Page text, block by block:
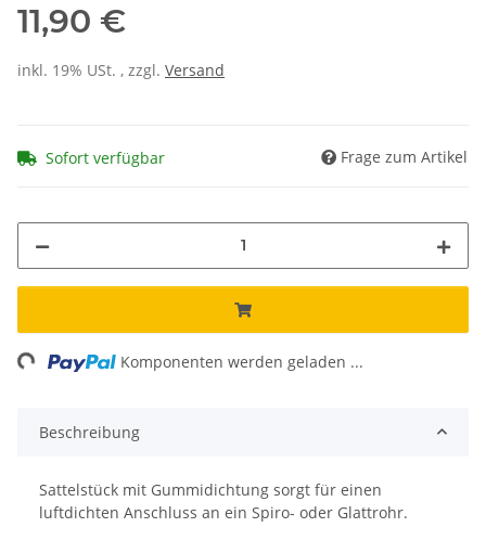
11,90 €
inkl. 19% USt. , zzgl. Versand
Sofort verfügbar Frage zum Artikel
Komponenten werden geladen ...
Beschreibung
Sattelstück mit Gummidichtung sorgt für einen
luftdichten Anschluss an ein Spiro- oder Glattrohr.